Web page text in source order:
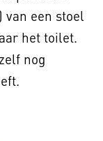
een stoel
het toilet.
nog